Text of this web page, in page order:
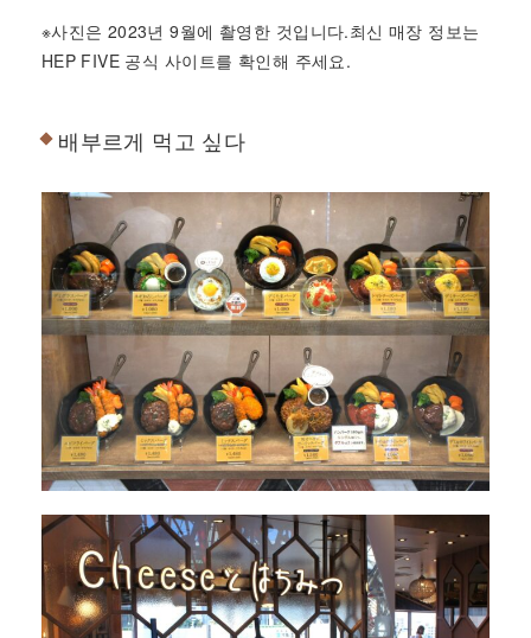
※사진은 2023년 9월에 촬영한 것입니다.최신 매장 정보는
HEP FIVE 공식 사이트를 확인해 주세요.
배부르게 먹고 싶다